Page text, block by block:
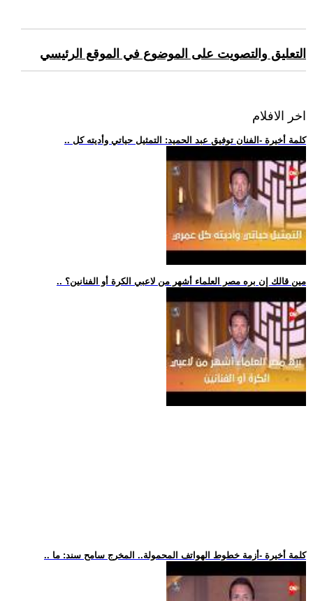
التعليق والتصويت على الموضوع في الموقع الرئيسي
اخر الافلام
.. كلمة أخيرة -الفنان توفيق عبد الحميد: التمثيل حياتي وأديته كل
.. مين قالك إن بره مصر العلماء أشهر من لاعبي الكرة أو الفنانين؟
.. كلمة أخيرة -أزمة خطوط الهواتف المحمولة.. المخرج سامح سند: ما